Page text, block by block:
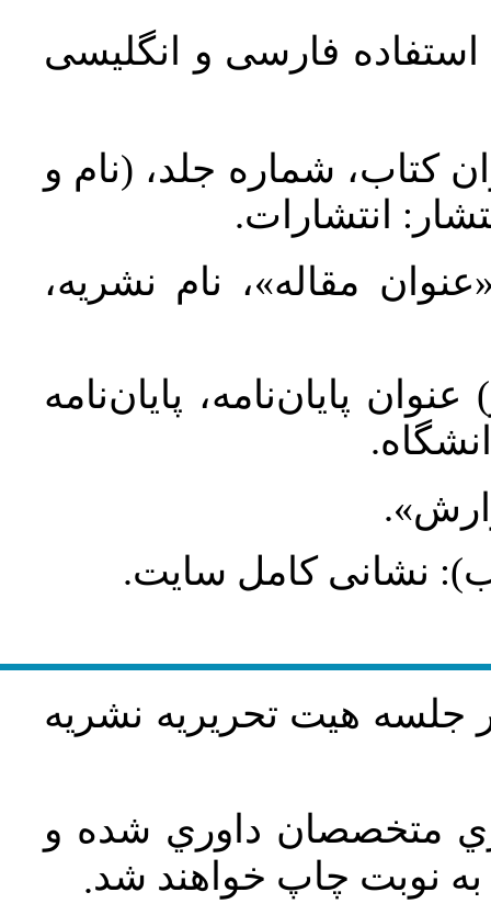
استفاده فارسی و انگلیسی
کتاب، شماره جلد، (نام و
انتشارات.
مقاله»، نام نشریه،
پایان‌نامه، پایان‌نامه
نشانی کامل سایت.
جلسه هيت تحريريه نشريه
متخصصان داوري شده و
نوبت چاپ خواهند شد.